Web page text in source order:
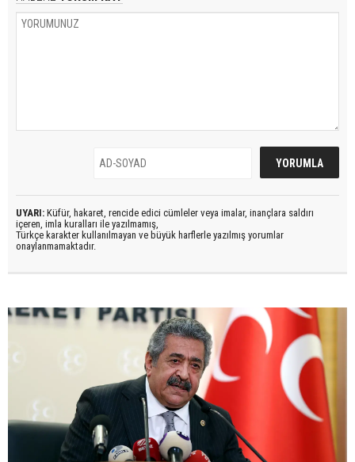
UYARI: Küfür, hakaret, rencide edici cümleler veya imalar, inançlara saldırı
içeren, imla kuralları ile yazılmamış,
Türkçe karakter kullanılmayan ve büyük harflerle yazılmış yorumlar
onaylanmamaktadır.